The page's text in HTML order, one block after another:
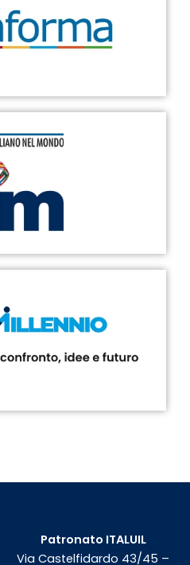
Patronato ITALUIL
Via Castelfidardo 43/45 –